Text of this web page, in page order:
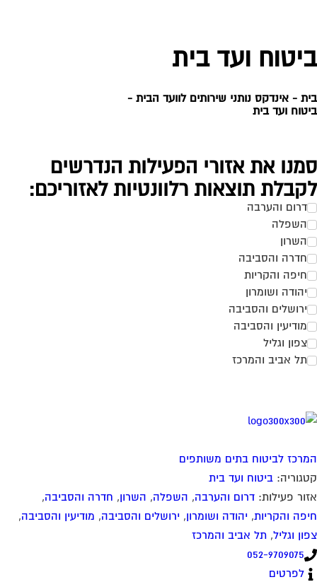
ועד בית
-אינדקס נותני שירותים לוועד הבית-
ועד בית
את אזורי הפעילות הנדרשים
תוצאות רלוונטיות לאזוריכם:
דרום והערבה
השפלה
השרון
חדרה והסביבה
חיפה והקריות
יהודה ושומרון
ירושלים והסביבה
מודיעין והסביבה
צפון וגליל
תל אביב והמרכז
לביטוח בתים משותפים
ביטוח ועד בית
פעילות:דרום והערבה, השפלה, השרון, חדרה והסביבה,
והקריות, יהודה ושומרון, ירושלים והסביבה, מודיעין והסביבה,
וגליל, תל אביב והמרכז
052-9709075
לפרטים